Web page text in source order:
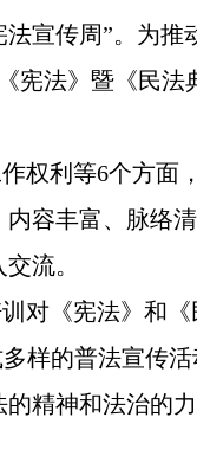
宣传周”。为
宪法》暨《民
利等6个方面
容丰富、脉络
流。
《宪法》和《
样的普法宣传
精神和法治的